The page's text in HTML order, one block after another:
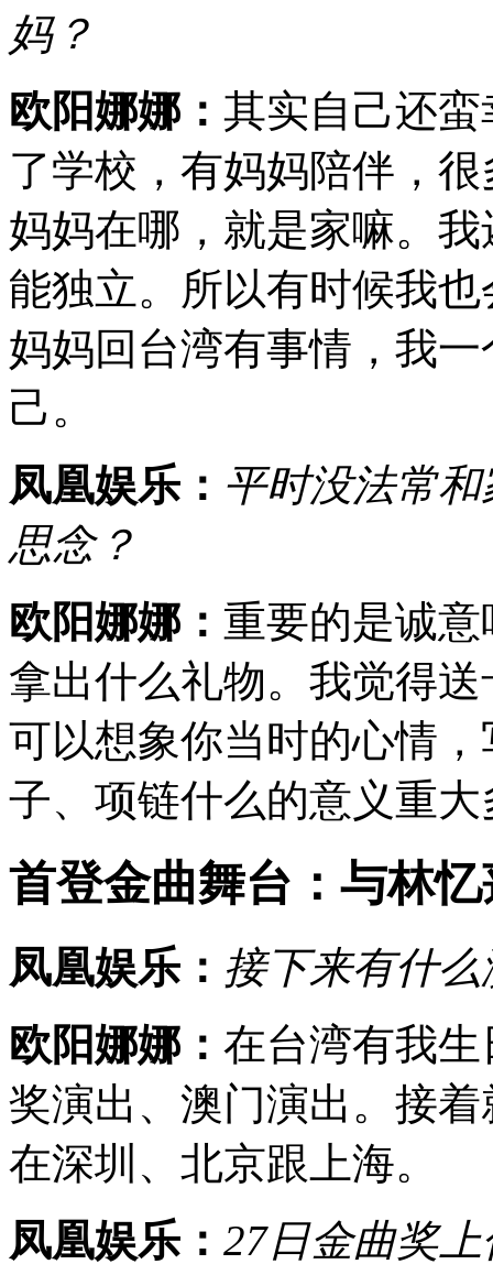
妈？
欧阳娜娜： 其实自己还
了学校，有妈妈陪伴，
妈妈在哪，就是家嘛。
能独立。所以有时候我
妈妈回台湾有事情，我
己。
凤凰娱乐： 平时没法常
思念？
欧阳娜娜： 重要的是诚
拿出什么礼物。我觉得
可以想象你当时的心情
子、项链什么的意义重大
首登金曲舞台：与林
凤凰娱乐： 接下来有什
欧阳娜娜： 在台湾有我
奖演出、澳门演出。接
在深圳、北京跟上海。
凤凰娱乐： 27日金曲奖